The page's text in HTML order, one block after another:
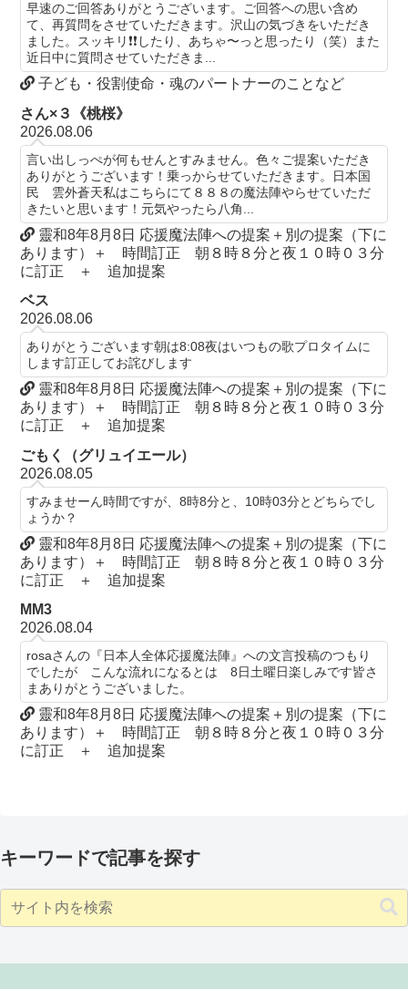
早速のご回答ありがとうございます。ご回答への思い含め
て、再質問をさせていただきます。沢山の気づきをいただき
ました。スッキリ❗️❗️したり、あちゃ〜っと思ったり（笑）また
近日中に質問させていただきま...
子ども・役割使命・魂のパートナーのことなど
さん×３《桃桜》
2026.08.06
言い出しっぺが何もせんとすみません。色々ご提案いただき
ありがとうございます！乗っからせていただきます。日本国
民 雲外蒼天私はこちらにて８８８の魔法陣やらせていただ
きたいと思います！元気やったら八角...
靈和8年8月8日 応援魔法陣への提案＋別の提案（下に
あります）＋ 時間訂正 朝８時８分と夜１０時０３分
に訂正 ＋ 追加提案
ベス
2026.08.06
ありがとうございます朝は8:08夜はいつもの歌プロタイムに
します訂正してお詫びします
靈和8年8月8日 応援魔法陣への提案＋別の提案（下に
あります）＋ 時間訂正 朝８時８分と夜１０時０３分
に訂正 ＋ 追加提案
ごもく（グリュイエール）
2026.08.05
すみませーん時間ですが、8時8分と、10時03分とどちらでし
ょうか？
靈和8年8月8日 応援魔法陣への提案＋別の提案（下に
あります）＋ 時間訂正 朝８時８分と夜１０時０３分
に訂正 ＋ 追加提案
MM3
2026.08.04
rosaさんの『日本人全体応援魔法陣』への文言投稿のつもり
でしたが こんな流れになるとは 8日土曜日楽しみです皆さ
まありがとうございました。
靈和8年8月8日 応援魔法陣への提案＋別の提案（下に
あります）＋ 時間訂正 朝８時８分と夜１０時０３分
に訂正 ＋ 追加提案
キーワードで記事を探す